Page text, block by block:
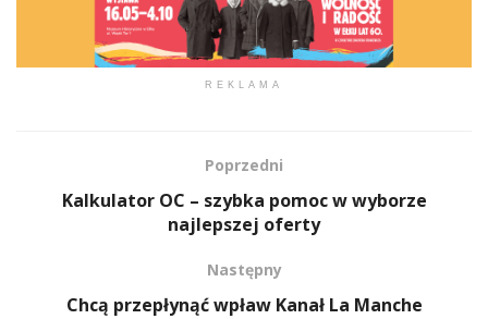
REKLAMA
Poprzedni
Kalkulator OC – szybka pomoc w wyborze
najlepszej oferty
Następny
Chcą przepłynąć wpław Kanał La Manche